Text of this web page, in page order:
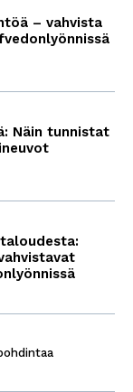
– vahvista
Näin tunnistat